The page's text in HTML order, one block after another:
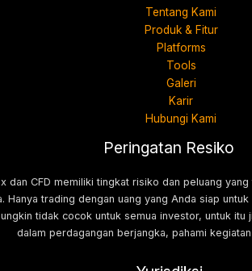
Tentang Kami
Produk & Fitur
Platforms
Tools
Galeri
Karir
Hubungi Kami
Peringatan Resiko
dan CFD memiliki tingkat risiko dan peluang
Hanya trading dengan uang yang Anda siap
tidak cocok untuk semua investor, untuk itu
dalam perdagangan berjangka, pahami